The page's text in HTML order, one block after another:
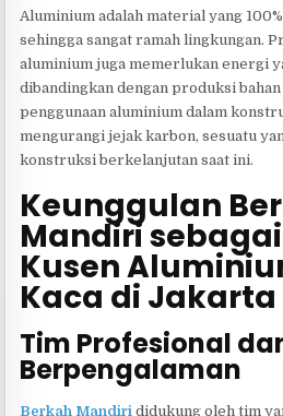
Aluminium adalah material yang
sehingga sangat ramah lingkungan.
aluminium juga memerlukan energi
dibandingkan dengan produksi
penggunaan aluminium dalam
mengurangi jejak karbon, sesuatu
konstruksi berkelanjutan saat ini.
Keunggulan
Mandiri
Kusen
Kaca di
Tim Profesional
Berpengalaman
Berkah Mandirididukung oleh tim